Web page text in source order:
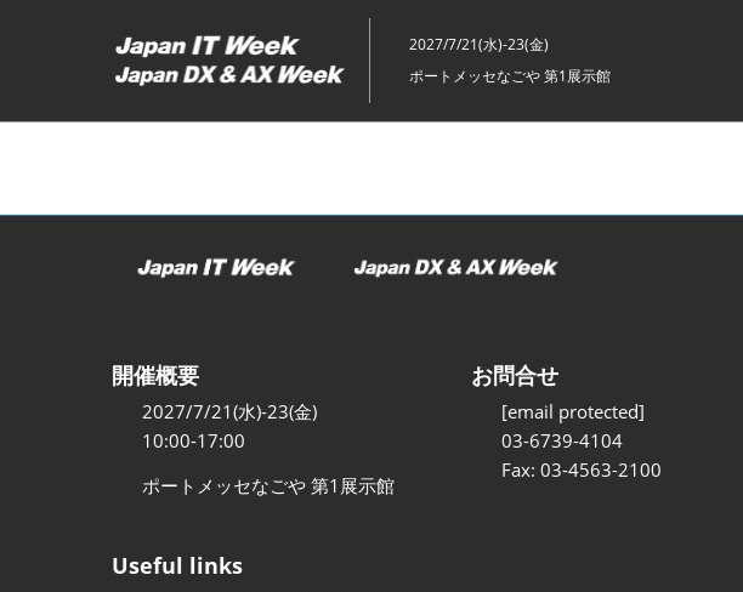
キ
ッ
2027/7/21(水)-23(金)
ポートメッセなごや 第1展示館
開催概要
2027/7/21(水)-23(金)
10:00-17:00
ポートメッセなごや 第1展示館
お問合せ
[email protected]
03-6739-4104
Fax: 03-4563-2100
Useful links